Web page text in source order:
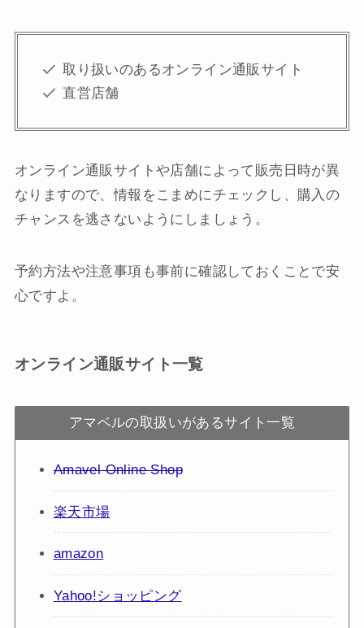
取り扱いのあるオンライン通販サイト
直営店舗
オンライン通販サイトや店舗によって販売日時が異
なりますので、情報をこまめにチェックし、購入の
チャンスを逃さないようにしましょう。
予約方法や注意事項も事前に確認しておくことで安
心ですよ。
オンライン通販サイト一覧
アマベルの取扱いがあるサイト一覧
Amavel Online Shop
楽天市場
amazon
Yahoo!ショッピング